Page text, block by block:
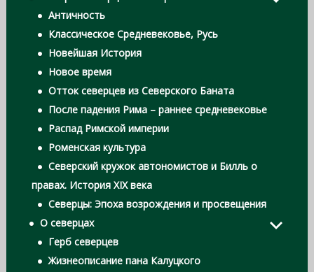
Античность
Классическое Средневековье, Русь
Новейшая История
Новое время
Отток северцев из Северского Баната
После падения Рима – раннее средневековье
Распад Римской империи
Роменская культура
Северский кружок автономистов и Билль о
правах. История XIX века
Северцы: Эпоха возрождения и просвещения
О северцах
Герб северцев
Жизнеописание пана Калуцкого